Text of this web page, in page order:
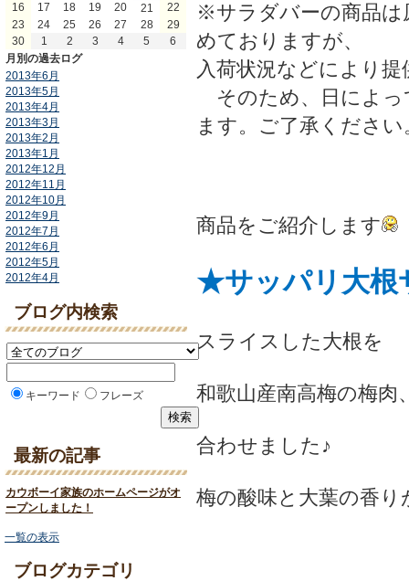
16
17 18 19 20 21
22
23
24 25 26 27 28
29
30
1 2 3 4 5
6
月別の過去ログ
2013年6月
2013年5月
2013年4月
2013年3月
2013年2月
2013年1月
2012年12月
2012年11月
2012年10月
2012年9月
2012年7月
2012年6月
2012年5月
2012年4月
ブログ内検索
キーワード フレーズ
最新の記事
カウボーイ家族のホームページがオ
ープンしました！
一覧の表示
ブログカテゴリ
※サラダバーの商品は
めておりますが、
入荷状況などにより
そのため、日によっ
ます。ご了承ください
商品をご紹介します
★サッパリ大
スライスした大根を
和歌山産南高梅の梅
合わせました♪
梅の酸味と大葉の香